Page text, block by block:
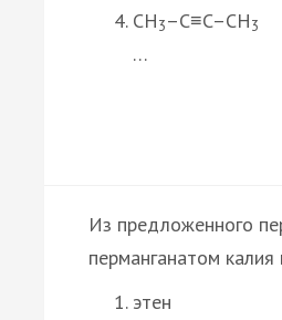
CH3–C≡C–CH3
…
Из предложенного
перманганатом калия
этен